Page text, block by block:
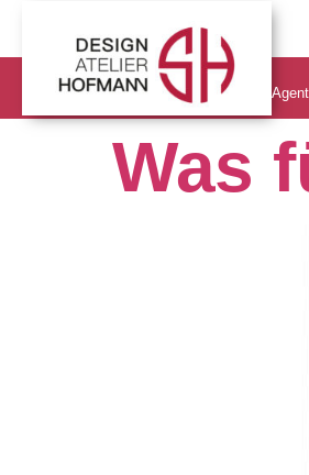
Was